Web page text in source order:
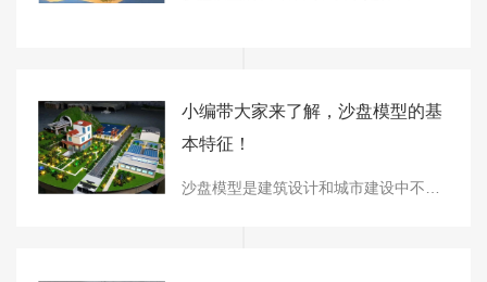
小编带大家来了解，沙盘模型的基
本特征！